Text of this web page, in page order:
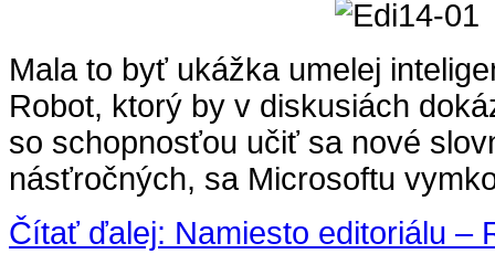
Mala to byť ukážka umelej
Robot, ktorý by v diskusiách
so schopnosťou učiť sa nové
násťročných, sa Microsoftu
Čítať ďalej: Namiesto editoriálu –